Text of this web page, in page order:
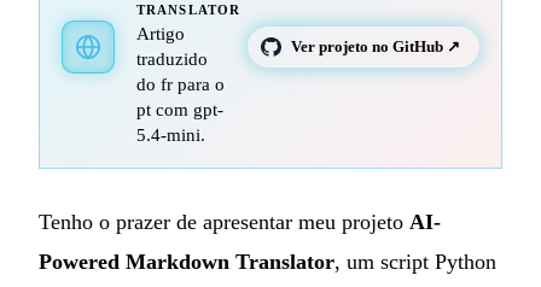
TRANSLATOR
Artigo
traduzido
do fr para o
pt com gpt-
5.4-mini.
Ver projeto no GitHub ↗
Tenho o prazer de apresentar meu projeto AI-
Powered Markdown Translator, um script Python